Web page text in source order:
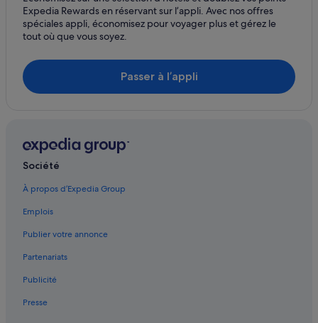
Esch-Sur-Alzette : hôtels
Echternach : hôtels
Echternach : Chambres d’hôtes
Kleinbettingen : Appartement à louer
Esch-Sur-Alzette : hôtels Hôtels avec spa
Junglinster : Locations de vacances privées
Esch-Sur-Sûre : Gîtes
Mondorf-Les-Bains : hôtels Hôtels avec spa
Expedia Rewards en réservant sur l’appli. Avec nos offres
spéciales appli, économisez pour voyager plus et gérez le
tout où que vous soyez.
Passer à l’appli
Société
À propos d’Expedia Group
Emplois
Publier votre annonce
Partenariats
Publicité
Presse